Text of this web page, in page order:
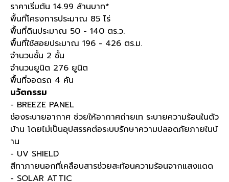
ราคาเริ่มต้น 14.99 ล้านบาท*
พื้นที่โครงการประมาณ 85 ไร่
พื้นที่ดินประมาณ 50 - 140 ตร.ว.
พื้นที่ใช้สอยประมาณ 196 - 426 ตร.ม.
จำนวนชั้น 2 ชั้น
จำนวนยูนิต 276 ยูนิต
พื้นที่จอดรถ 4 คัน
นวัตกรรม
- BREEZE PANEL
ช่องระบายอากาศ ช่วยให้อากาศถ่ายเท ระบายความร้อนในตัว
บ้าน โดยไม่เป็นอุปสรรคต่อระบบรักษาความปลอดภัยภายในบ้
าน
- UV SHIELD
สีทาภายนอกที่เคลือบสารช่วยสะท้อนความร้อนจากแสงแดด
- SOLAR ATTIC